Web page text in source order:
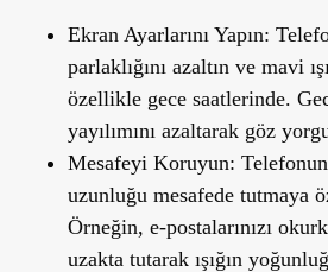
Ekran Ayarlarını Yapın:
parlaklığını azaltın ve mavi
özellikle gece saatlerinde.
yayılımını azaltarak göz
Mesafeyi Koruyun:
uzunluğu mesafede tutmaya
Örneğin, e-postalarınızı
uzakta tutarak ışığın